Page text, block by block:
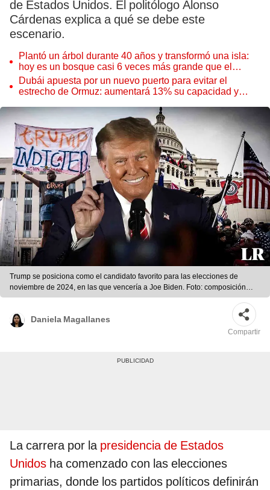
de Estados Unidos. El politólogo Alonso
Cárdenas explica a qué se debe este
escenario.
Plantó un árbol durante 40 años y transformó una isla:
hoy es un bosque casi 6 veces más grande que el
Parque de las Leyendas
Dubái apuesta por un nuevo puerto para evitar el
estrecho de Ormuz: aumentará 13% su capacidad y
Trump se posiciona como el candidato favorito para las elecciones de
noviembre de 2024, en las que vencería a Joe Biden. Foto: composición
LR/AFP
Daniela Magallanes
Compartir
La carrera por lapresidencia de Estados
Unidos ha comenzado con las elecciones
primarias, donde los partidos políticos definirán